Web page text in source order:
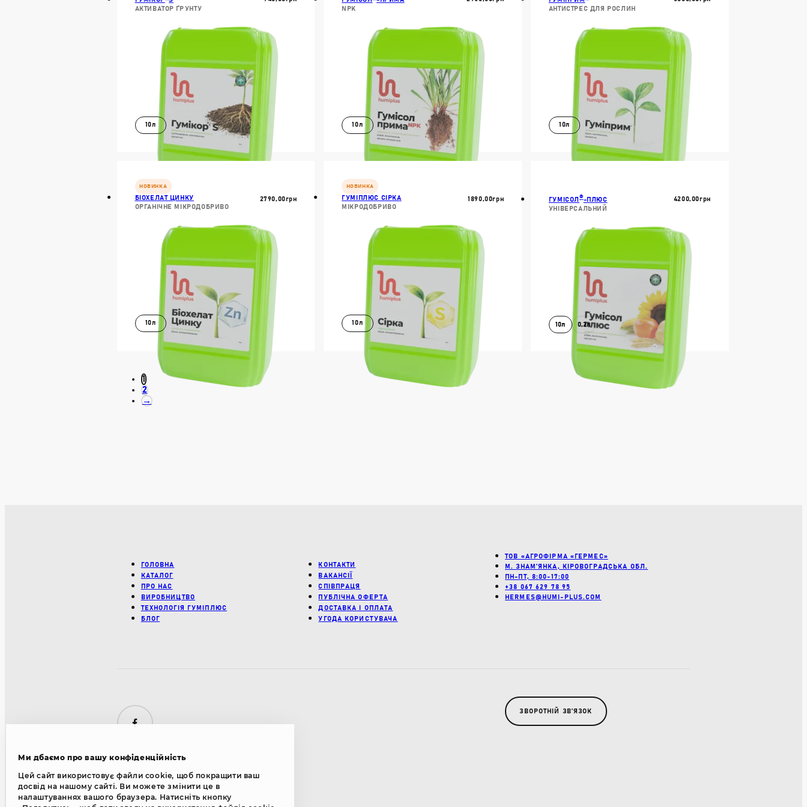
Ми дбаємо про вашу конфіденційність
Цей сайт використовує файли cookie, щоб покращити ваш
досвід на нашому сайті. Ви можете змінити це в
налаштуваннях вашого браузера. Натисніть кнопку
ПАСТОПОДІБНІ ДОБРИВА
СУСПЕНДОВАНІ ДОБРИВА
ТАБЛЕТОВАНІ ДОБРИВА
Властвості:
АКТИВАТОРИ ҐРУНТОВОЇ МІКРОФЛОРИ
АНТИСТРЕСАНТИ
БІОДОБРИВА
МІКРОДОБРИВА
АКТИВАТОР ҐРУНТУ
10л
В КОШИК
NPK
10л
В КОШИК
АНТИСТРЕС ДЛЯ РОСЛИН
10л
В КОШИК
БІОХЕЛАТ ЦИНКУ
ОРГАНІЧНЕ МІКРОДОБРИВО
2790,00Грн
10л
В КОШИК
ДОКЛАДНІШЕ
НОВИНКА
ГУМІПЛЮС СІРКА
МІКРОДОБРИВО
1890,00Грн
10л
В КОШИК
ДОКЛАДНІШЕ
НОВИНКА
ГУМІСОЛ ®-ПЛЮС
УНІВЕРСАЛЬНИЙ
4200,00Грн
10л 0,2л
В КОШИК
ДОКЛАДНІШЕ
1
2
→
ГОЛОВНА
КОНТАКТИ
КАТАЛОГ
ВАКАНСІЇ
ПРО НАС
СПІВПРАЦЯ
ВИРОБНИЦТВО
ПУБЛІЧНА ОФЕРТА
ТЕХНОЛОГІЯ ГУМІПЛЮС
ДОСТАВКА І ОПЛАТА
БЛОГ
УГОДА КОРИСТУВАЧА
ТОВ «АГРОФІРМА «ГЕРМЕС»
М. ЗНАМ’ЯНКА, КІРОВОГРАДСЬКА ОБЛ.
ПН-ПТ, 8:00-17:00
+38 067 629 78 95
HERMES@HUMI-PLUS.COM
Facebook
YouTube
Instagram
ЗВОРОТНІЙ ЗВʼЯЗОК